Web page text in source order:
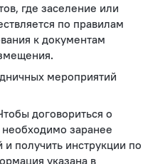
где заселение или
по правилам
к документам
мероприятий
договориться о
необходимо заранее
и получить инструкции по
указана в